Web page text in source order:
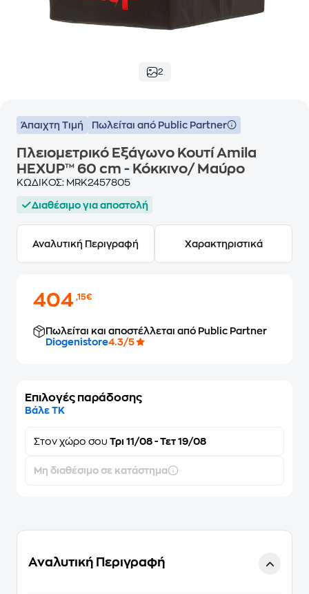
2
Άπαιχτη Τιμή Πωλείται από Public Partner
Πλειομετρικό Εξάγωνο Κουτί Amila
HEXUP™ 60 cm - Κόκκινο/ Μαύρο
ΚΩΔΙΚΟΣ: MRK2457805
Διαθέσιμο για αποστολή
Αναλυτική Περιγραφή Χαρακτηριστικά
404,15€
Πωλείται και αποστέλλεται από Public Partner
Diogenistore4.3/5
Επιλογές παράδοσης
Βάλε ΤΚ
Στον χώρο σου Τρι 11/08 - Τετ 19/08
Μη διαθέσιμο σε κατάστημα
Αναλυτική Περιγραφή